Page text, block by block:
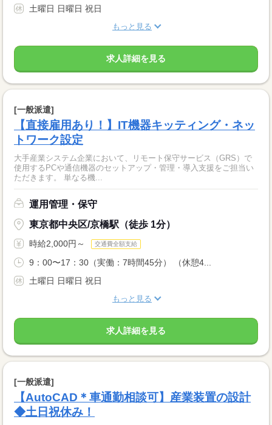
土曜日 日曜日 祝日
もっと見る
求人詳細を見る
[一般派遣]
【直接雇用あり！】IT機器キッティング・ネッ
トワーク設定
大手産業システム企業において、リモート保守サービス（GRS）で
使用するPCや通信機器のセットアップ・管理・導入支援をご担当い
ただきます。 単なる機...
運用管理・保守
東京都中央区/京橋駅（徒歩 1分）
時給2,000円～ 交通費全額支給
9：00〜17：30（実働：7時間45分） （休憩4...
土曜日 日曜日 祝日
もっと見る
求人詳細を見る
[一般派遣]
【AutoCAD＊車通勤相談可】産業装置の設計
◆土日祝休み！